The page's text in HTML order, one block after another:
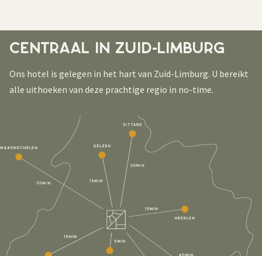
CENTRAAL IN ZUID-LIMBURG
Ons hotel is gelegen in het hart van Zuid-Limburg. U bereikt
alle uithoeken van deze prachtige regio in no-time.